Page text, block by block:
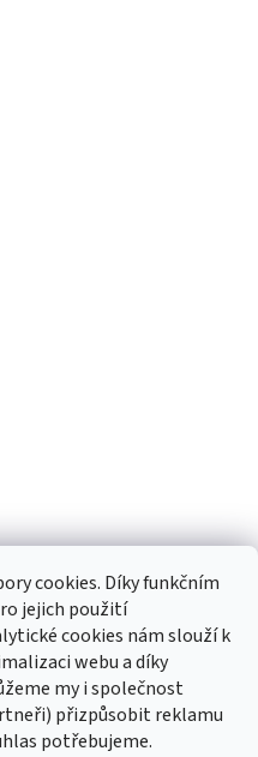
cookies. Díky funkčním
jejich použití
cookies nám slouží k
webu a díky
my i společnost
přizpůsobit reklamu
potřebujeme.